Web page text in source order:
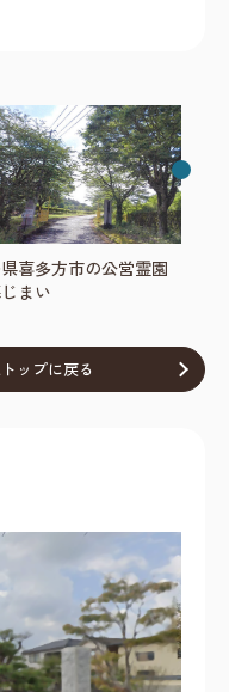
喜多方市の公営霊園
まい
ップに戻る